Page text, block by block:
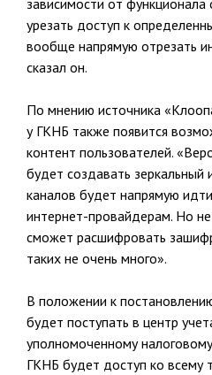
зависимости от
урезать доступ к
вообще напрямую отрезать
сказал он.
По мнению источника
у ГКНБ также появится
контент пользователей.
будет создавать
каналов будет напрямую
интернет-провайдерам. Но
сможет расшифровать
таких не очень много».
В положении к
будет поступать в центр
уполномоченному
ГКНБ будет доступ ко всему